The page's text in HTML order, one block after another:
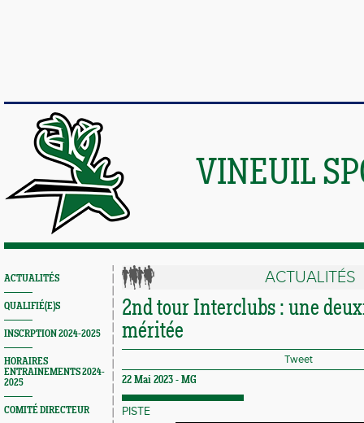
VINEUIL
ACTUALITÉS
QUALIFIÉ(E)S
INSCRPTION 2024-2025
HORAIRES
ENTRAINEMENTS 2024-
2025
COMITÉ DIRECTEUR
ACTUALITÉS
2nd tour Interclubs : une
méritée
Tweet
22 Mai 2023 - MG
PISTE